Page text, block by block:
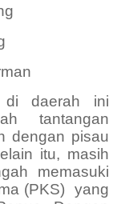
di daerah ini
tantangan
dengan pisau
itu, masih
memasuki
(PKS)
yang